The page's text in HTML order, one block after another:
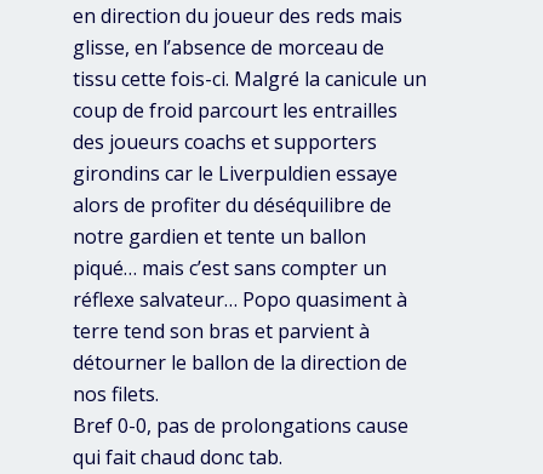
en direction du joueur des reds mais
glisse, en l’absence de morceau de
tissu cette fois-ci. Malgré la canicule un
coup de froid parcourt les entrailles
des joueurs coachs et supporters
girondins car le Liverpuldien essaye
alors de profiter du déséquilibre de
notre gardien et tente un ballon
piqué… mais c’est sans compter un
réflexe salvateur… Popo quasiment à
terre tend son bras et parvient à
détourner le ballon de la direction de
nos filets.
Bref 0-0, pas de prolongations cause
qui fait chaud donc tab.